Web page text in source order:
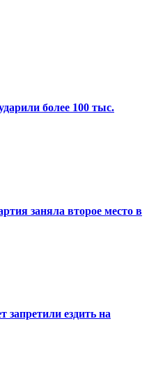
более 100 тыс.
заняла второе место в
ездить на